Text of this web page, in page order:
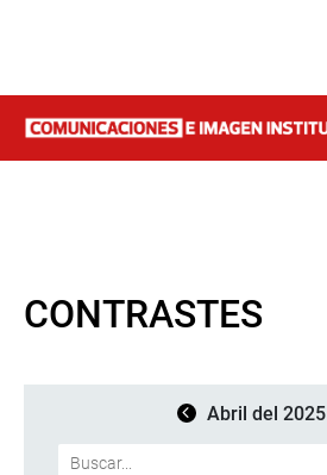
CONTRASTES
Abril del 2025